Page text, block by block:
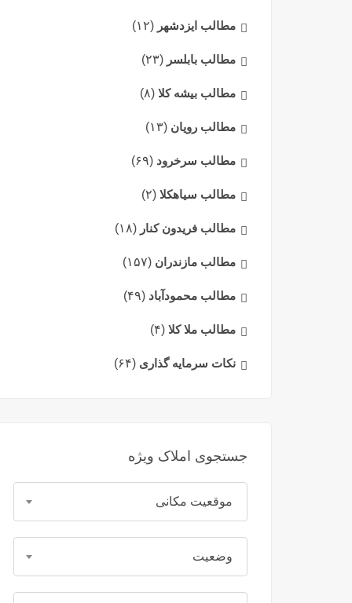
مطالب ایزدشهر (۱۲)
مطالب بابلسر (۲۳)
مطالب بیشه کلا (۸)
مطالب رویان (۱۳)
مطالب سرخرود (۶۹)
مطالب سیاهکلا (۲)
مطالب فریدون کنار (۱۸)
مطالب مازندران (۱۵۷)
مطالب محمودآباد (۴۹)
مطالب ملا کلا (۴)
نکات سرمایه گذاری (۶۴)
جستجوی املاک ویژه
موقعیت مکانی
وضعیت